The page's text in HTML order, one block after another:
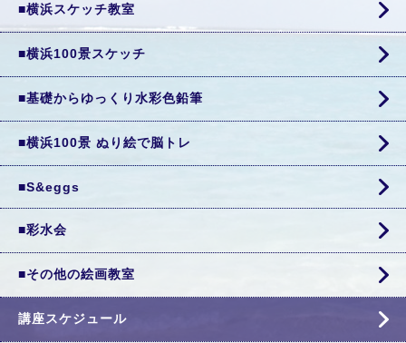
■横浜スケッチ教室
■横浜100景スケッチ
■基礎からゆっくり水彩色鉛筆
■横浜100景 ぬり絵で脳トレ
■S&eggs
■彩水会
■その他の絵画教室
講座スケジュール